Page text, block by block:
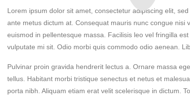
Lorem ipsum dolor sit amet, consectetur adipiscing elit,
ante metus dictum at. Consequat mauris nunc congue
euismod in pellentesque massa. Facilisis leo vel fringilla
vulputate mi sit. Odio morbi quis commodo odio aenean.
Pulvinar proin gravida hendrerit lectus a. Ornare massa
tellus. Habitant morbi tristique senectus et netus et
porta nibh. Aliquam etiam erat velit scelerisque in dictum.